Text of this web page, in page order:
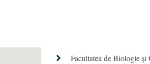
Facultatea de Biologie și